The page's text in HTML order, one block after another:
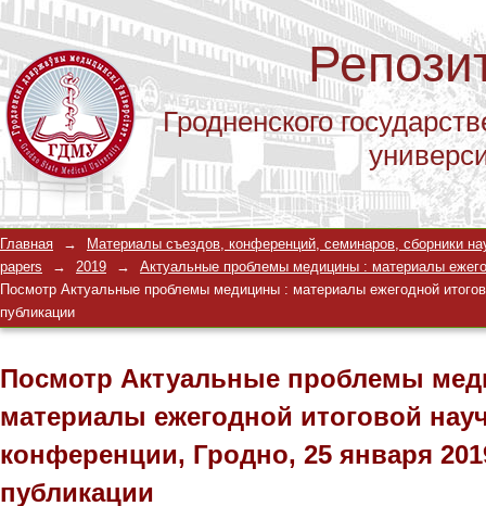
Гродненского
Посмотр Актуальные проблемы
научно-практической конференции,
публикации
Главная →
Материалы съездов, конференций, семинаров, сборники
papers
→ 2019 →
Актуальные проблемы медицины : материалы
Посмотр Актуальные проблемы медицины : материалы ежегодной
публикации
Посмотр Актуальные проблемы
материалы ежегодной итоговой
конференции, Гродно, 25 января
публикации